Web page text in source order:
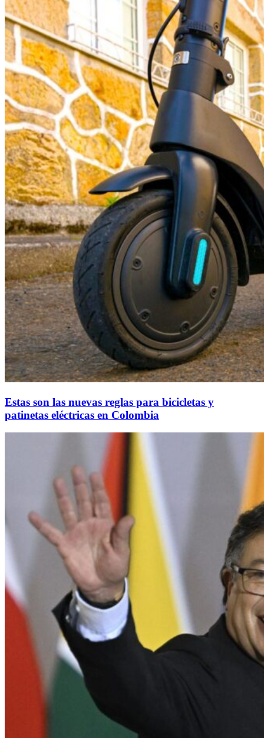
Estas son las nuevas reglas para bicicletas y
patinetas eléctricas en Colombia